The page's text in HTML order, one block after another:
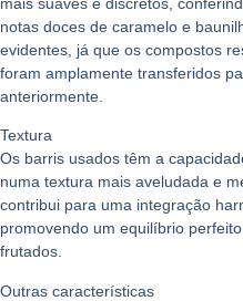
notas doces de caramelo e
evidentes, já que os compostos
foram amplamente transferidos
anteriormente.
Textura
Os barris usados têm a
numa textura mais aveludada e
contribui para uma integração
promovendo um equilíbrio
frutados.
Outras características